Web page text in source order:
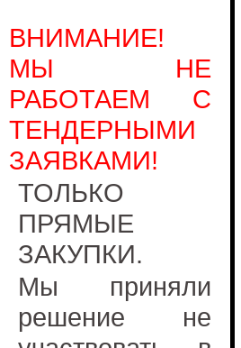
ВНИМАНИЕ!
МЫ НЕ
РАБОТАЕМ С
ТЕНДЕРНЫМИ
ЗАЯВКАМИ!
ТОЛЬКО
ПРЯМЫЕ
ЗАКУПКИ.
Мы приняли
решение не